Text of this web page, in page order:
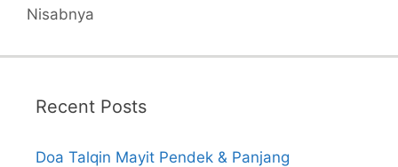
Nisabnya
Recent Posts
Doa Talqin Mayit Pendek & Panjang